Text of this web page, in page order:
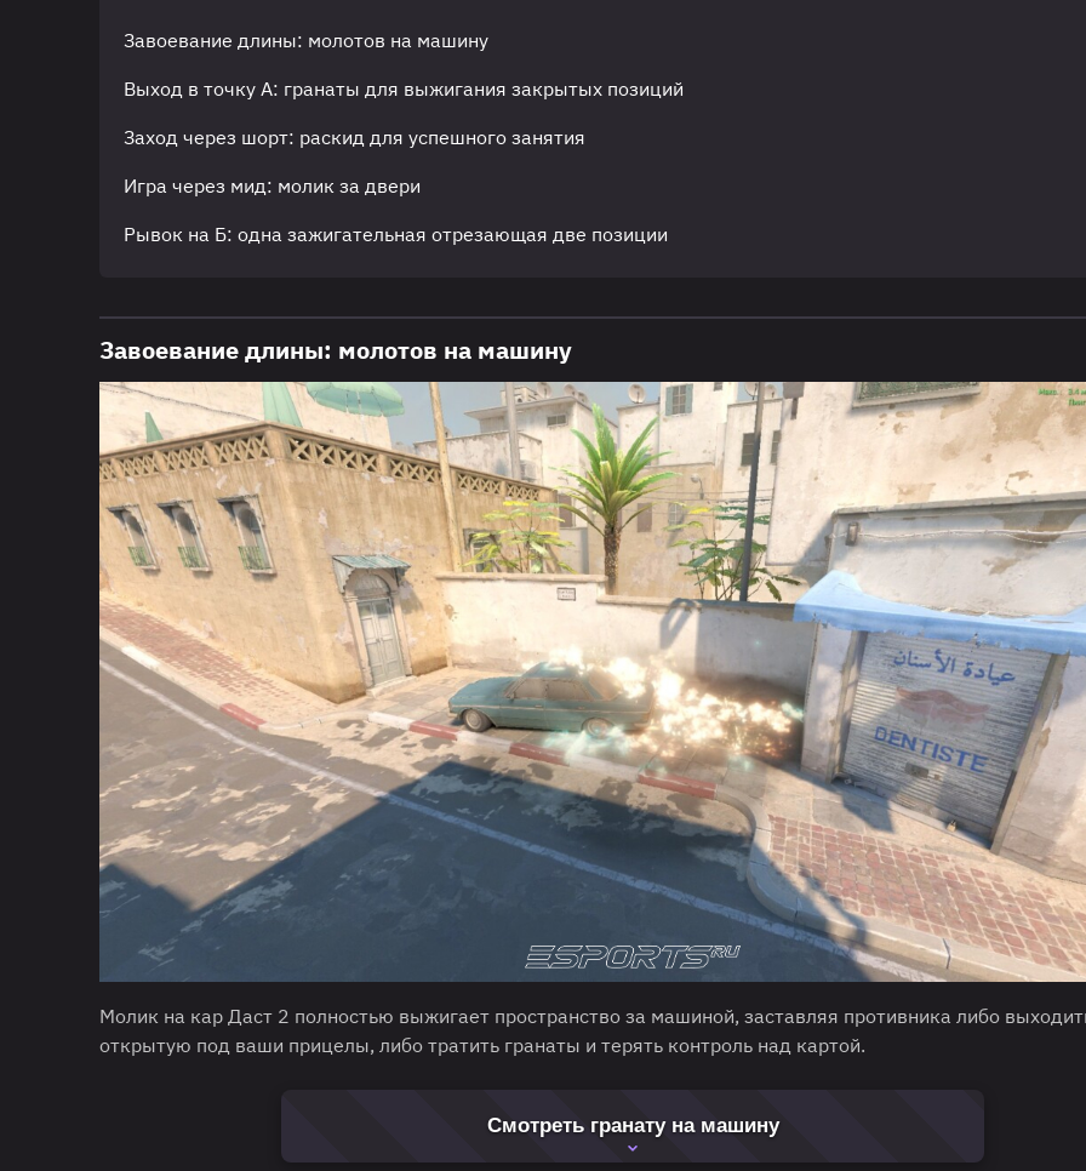
Завоевание длины: молотов на машину
Выход в точку А: гранаты для выжигания закрытых позиций
Заход через шорт: раскид для успешного занятия
Игра через мид: молик за двери
Рывок на Б: одна зажигательная отрезающая две позиции
Завоевание длины: молотов на машину
Молик на кар Даст 2 полностью выжигает пространство за машиной, заставляя противника либо
открытую под ваши прицелы, либо тратить гранаты и терять контроль над картой.
Смотреть гранату на машину